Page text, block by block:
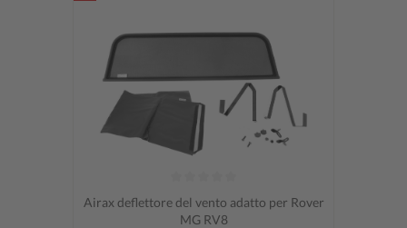
Valutazione media di 0 su 5 stelle
Airax deflettore del vento adatto per Rover
MG RV8